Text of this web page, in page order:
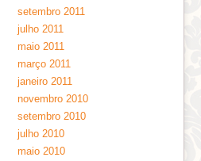
setembro 2011
julho 2011
maio 2011
março 2011
janeiro 2011
novembro 2010
setembro 2010
julho 2010
maio 2010